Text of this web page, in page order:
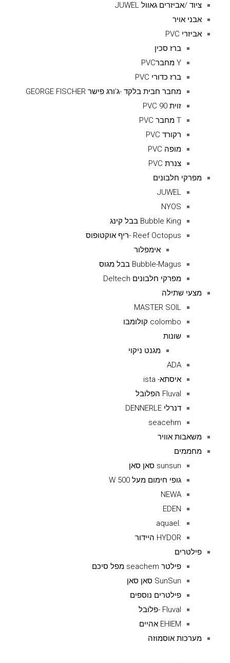
ציוד /אביזרים גאוול JUWEL
אבני אויר
אביזרי PVC
ברז סכין
Y מחברPVC
ברז כדורי PVC
מחבר חבית בלקד -ג'ורג פישר GEORGE FISCHER
זוית 90 PVC
T מחבר PVC
רקורד PVC
מופה PVC
צנרת PVC
מפרקי חלבונים
JUWEL
NYOS
Bubble King בבל קינג
Reef Octopus -ריף אוקטופוס
אימפלור
Bubble-Magus בבל מגוס
מפרקי חלבונים Deltech
מצעי שתילה
MASTER SOIL
colombo קולומבו
שונות
מגנט ניקוי
ADA
איסתא- ista
Fluval הפלובל
דנרלי DENNERLE
seacehm
משאבות אוויר
מחממים
sunsun סאן סאן
גופי חימום מעל 500 W
NEWA
EDEN
.aquael
HYDOR היידור
פילטרים
פילטר seachem מפל סיכם
SunSun סאן סאן
פילטרים נוספים
Fluval -פלובל
EHIEM אהיים
מערכות אוסמוזה